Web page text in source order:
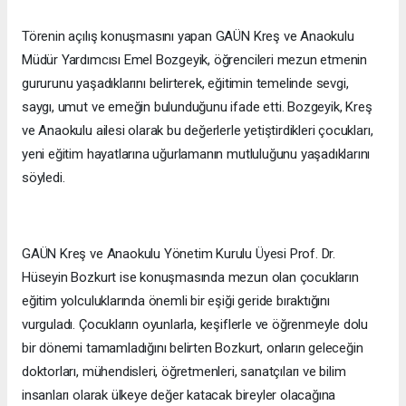
Törenin açılış konuşmasını yapan GAÜN Kreş ve Anaokulu
Müdür Yardımcısı Emel Bozgeyik, öğrencileri mezun etmenin
gururunu yaşadıklarını belirterek, eğitimin temelinde sevgi,
saygı, umut ve emeğin bulunduğunu ifade etti. Bozgeyik, Kreş
ve Anaokulu ailesi olarak bu değerlerle yetiştirdikleri çocukları,
yeni eğitim hayatlarına uğurlamanın mutluluğunu yaşadıklarını
söyledi.
GAÜN Kreş ve Anaokulu Yönetim Kurulu Üyesi Prof. Dr.
Hüseyin Bozkurt ise konuşmasında mezun olan çocukların
eğitim yolculuklarında önemli bir eşiği geride bıraktığını
vurguladı. Çocukların oyunlarla, keşiflerle ve öğrenmeyle dolu
bir dönemi tamamladığını belirten Bozkurt, onların geleceğin
doktorları, mühendisleri, öğretmenleri, sanatçıları ve bilim
insanları olarak ülkeye değer katacak bireyler olacağına